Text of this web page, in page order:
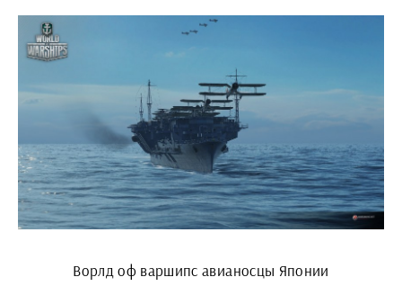
Ворлд оф варшипс авианосцы Японии